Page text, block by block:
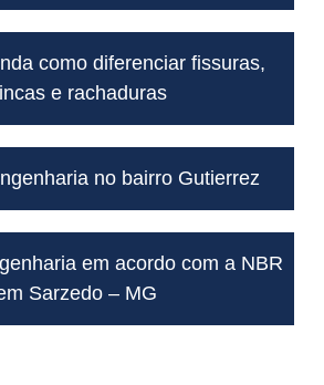
como diferenciar fissuras,
e rachaduras
no bairro Gutierrez
em acordo com a NBR
Sarzedo – MG